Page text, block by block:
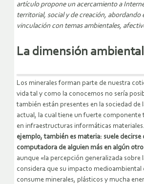
artículo propone un acercamiento a
territorial, social y de creación, abordando
vinculación con temas ambientales,
La dimensión ambiental
Los minerales forman parte de nuestra
vida tal y como la conocemos no sería
también están presentes en la sociedad de
actual, la cual tiene un fuerte componente
en infraestructuras informáticas materiales.
ejemplo, también es materia: suele decirse
computadora de alguien más en algún
aunque «la percepción generalizada sobre
considera que su impacto medioambiental
consume minerales, plásticos y mucha